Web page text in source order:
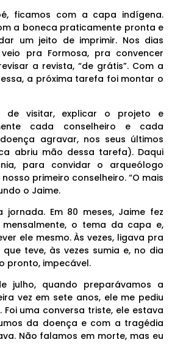
ficamos com a capa indígena.
a boneca praticamente pronta e
um jeito de imprimir. Nos dias
pra Formosa, pra convencer
a revista, “de grátis”. Com a
a próxima tarefa foi montar o
de visitar, explicar o projeto e
cada conselheiro e cada
agravar, nos seus últimos
abriu mão dessa tarefa). Daqui
para convidar o arqueólogo
primeiro conselheiro. “O mais
o Jaime.
jornada. Em 80 meses, Jaime fez
o tema da capa e,
ele mesmo. Às vezes, ligava pra
teve, às vezes sumia e, no dia
pronto, impecável.
julho, quando preparávamos a
vez em sete anos, ele me pediu
uma conversa triste, ele estava
da doença e com a tragédia
Não falamos em morte, mas eu